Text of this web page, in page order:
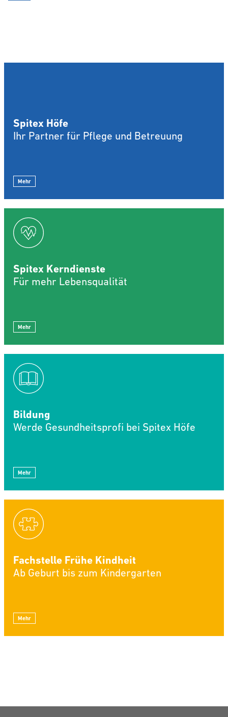
Spitex Höfe
Ihr Partner für Pflege und Betreuung
Mehr
Spitex Kerndienste
Für mehr Lebensqualität
Mehr
Bildung
Werde Gesundheitsprofi bei Spitex Höfe
Mehr
Fachstelle Frühe Kindheit
Ab Geburt bis zum Kindergarten
Mehr